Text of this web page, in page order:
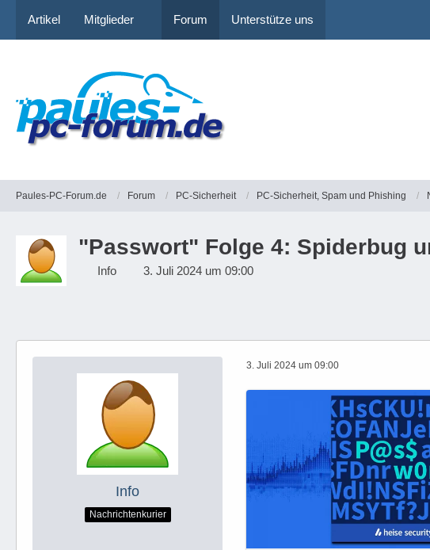
Artikel Mitglieder Forum Unterstütze uns
Paules-PC-Forum.de Forum PC-Sicherheit PC-Sicherheit, Spam und Phishing
"Passwort" Folge 4: Spiderbug
Info 3. Juli 2024 um 09:00
Info
Nachrichtenkurier
3. Juli 2024 um 09:00